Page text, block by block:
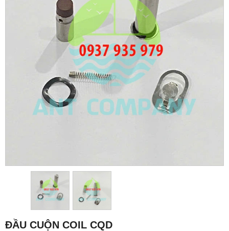
ĐẦU CUỘN COIL CQD